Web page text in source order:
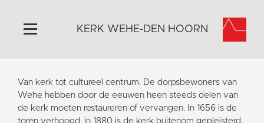
Home
Algemeen
Historie
KERK WEHE-DEN HOORN
Van kerk tot cultureel centrum. De dorpsbewoners van
Wehe hebben door de eeuwen heen steeds delen van
de kerk moeten restaureren of vervangen. In 1656 is de
toren verhoogd, in 1880 is de kerk buitenom gepleisterd,